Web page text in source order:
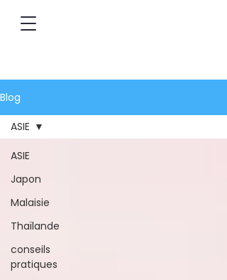
Blog
ASIE
Japon
Malaisie
Thaïlande
conseils
pratiques
ASIE